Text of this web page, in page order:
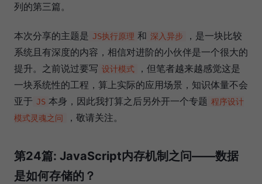
列的第三篇。
本次分享的主题是 JS执行原理 和 深入异步
，是一块比较
系统且有深度的内容，相信对进阶的小伙伴是一个很大的
提升。之前说过要写 设计模式
，但笔者越来越感觉这是
一块系统性的工程，算上实际的应用场景，知识体量不会
亚于 JS 本身，因此我打算之后另外开一个专题 程序设计
模式灵魂之问
，敬请关注。
第24篇: JavaScript内存机制之问——数据
是如何存储的？